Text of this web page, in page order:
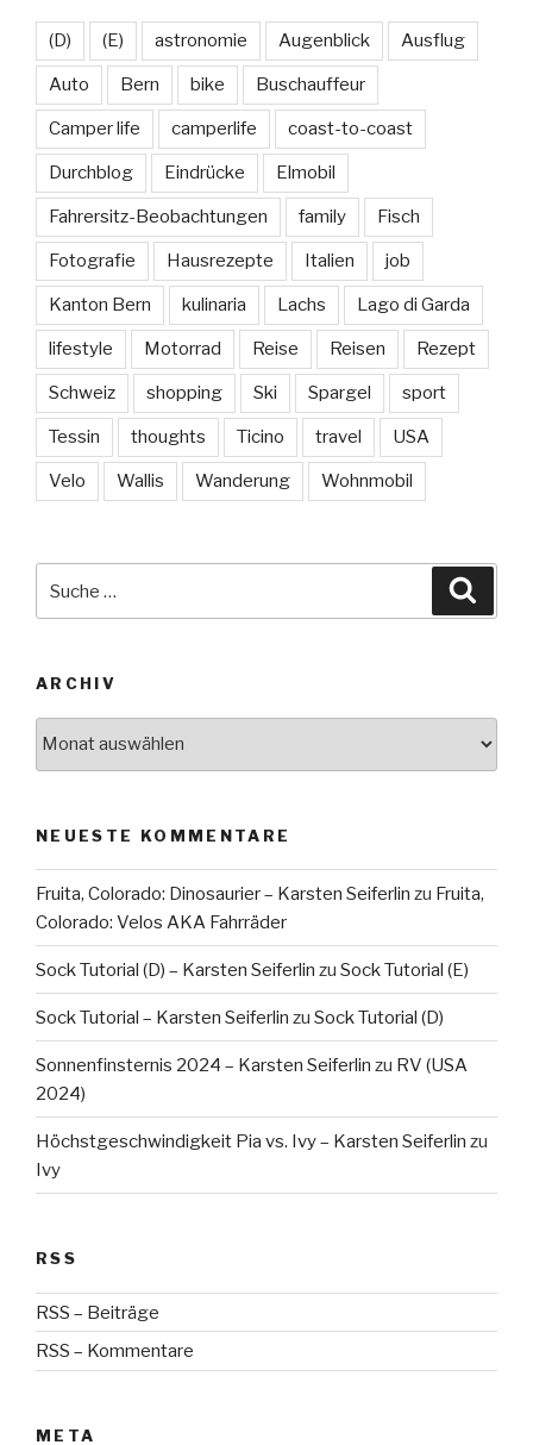
(D) (E) astronomie Augenblick Ausflug
Auto Bern bike Buschauffeur
Camper life camperlife coast-to-coast
Durchblog Eindrücke Elmobil
Fahrersitz-Beobachtungen family Fisch
Fotografie Hausrezepte Italien job
Kanton Bern kulinaria Lachs Lago di Garda
lifestyle Motorrad Reise Reisen Rezept
Schweiz shopping Ski Spargel sport
Tessin thoughts Ticino travel USA
Velo Wallis Wanderung Wohnmobil
nach:
ARCHIV
NEUESTE KOMMENTARE
Fruita, Colorado: Dinosaurier – Karsten Seiferlin zu Fruita,
Colorado: Velos AKA Fahrräder
Sock Tutorial (D) – Karsten Seiferlin zu Sock Tutorial (E)
Sock Tutorial – Karsten Seiferlin zu Sock Tutorial (D)
Sonnenfinsternis 2024 – Karsten Seiferlin zu RV (USA
2024)
Höchstgeschwindigkeit Pia vs. Ivy – Karsten Seiferlin zu
Ivy
RSS
RSS – Beiträge
RSS – Kommentare
META